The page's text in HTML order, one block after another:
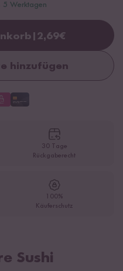
5 Werktagen
2,69€
hinzufügen
30 Tage
Rückgaberecht
100%
Käuferschutz
Sushi